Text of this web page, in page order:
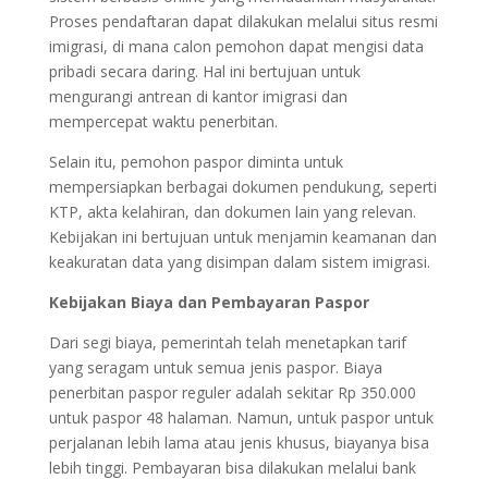
Proses pendaftaran dapat dilakukan melalui situs resmi
imigrasi, di mana calon pemohon dapat mengisi data
pribadi secara daring. Hal ini bertujuan untuk
mengurangi antrean di kantor imigrasi dan
mempercepat waktu penerbitan.
Selain itu, pemohon paspor diminta untuk
mempersiapkan berbagai dokumen pendukung, seperti
KTP, akta kelahiran, dan dokumen lain yang relevan.
Kebijakan ini bertujuan untuk menjamin keamanan dan
keakuratan data yang disimpan dalam sistem imigrasi.
Kebijakan Biaya dan Pembayaran Paspor
Dari segi biaya, pemerintah telah menetapkan tarif
yang seragam untuk semua jenis paspor. Biaya
penerbitan paspor reguler adalah sekitar Rp 350.000
untuk paspor 48 halaman. Namun, untuk paspor untuk
perjalanan lebih lama atau jenis khusus, biayanya bisa
lebih tinggi. Pembayaran bisa dilakukan melalui bank